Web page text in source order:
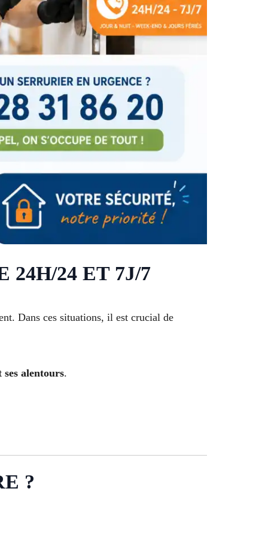
24H/24 ET 7J/7
Dans ces situations, il est crucial de
alentours.
?